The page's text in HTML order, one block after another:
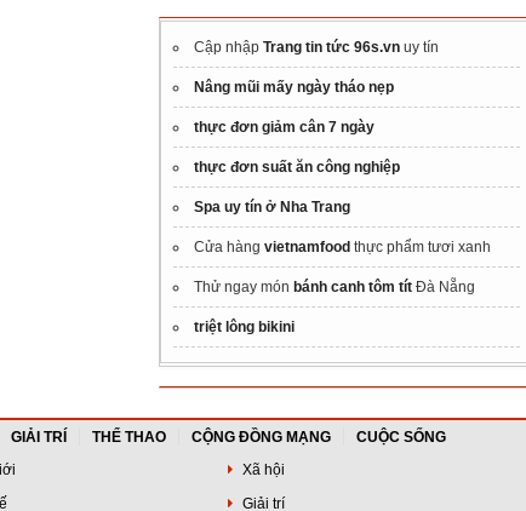
Cập nhập Trang tin tức 96s.vn uy tín
Nâng mũi mấy ngày tháo nẹp
thực đơn giảm cân 7 ngày
thực đơn suất ăn công nghiệp
Spa uy tín ở Nha Trang
Cửa hàng vietnamfood thực phẩm tươi xanh
Thử ngay món bánh canh tôm tít Đà Nẵng
triệt lông bikini
GIẢI TRÍ THỂ THAO CỘNG ĐỒNG MẠNG
CUỘC SỐNG
Xã hội
Giải trí